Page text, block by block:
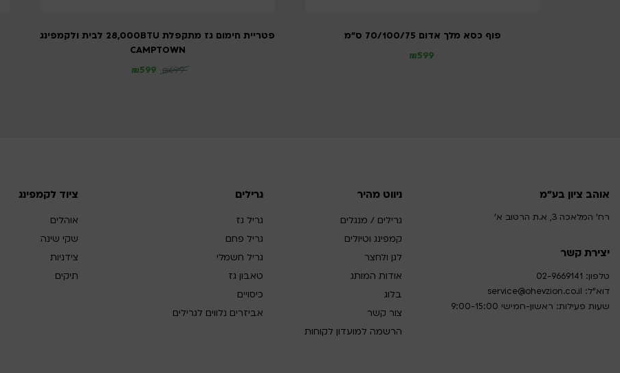
פוף כסא מלך אדום 70/100/75 ס”מ
599
₪
פטריית חימום גז מתקפלת 28,000BTU לבית ולקמפינג
CAMPTOWN
699
₪
599
₪
אוהב ציון בע"מ
רח' המלאכה 3, א.ת הרטוב א'
יצירת קשר
טלפון: 02-9669141
דוא”ל: service@ohevzion.co.il
שעות פעילות: ראשון-חמישי 9:00-15:00
ניווט מהיר
גרילים / מנגלים
קמפינג וטיולים
לגן ולחצר
אודות המותג
בלוג
צור קשר
הרשמה למועדון לקוחות
גרילים
גריל גז
גריל פחם
גריל חשמלי
טאבון גז
כיסויים
אביזרים נלווים לגרילים
ציוד לקמפינג
אוהלים
שקי שינה
צידניות
תיקים